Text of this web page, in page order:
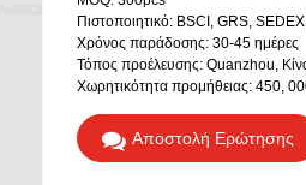
Πιστοποιητικό: BSCI, GRS,
Χρόνος παράδοσης: 30-45 ημέρες
Τόπος προέλευσης: Quanzhou,
Χωρητικότητα προμήθειας: 450,
Αποστολή Ερώτησης